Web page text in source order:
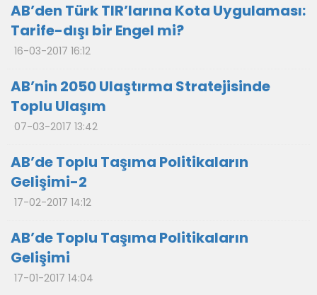
AB’den Türk TIR’larına Kota Uygulaması:
Tarife-dışı bir Engel mi?
16-03-2017 16:12
AB’nin 2050 Ulaştırma Stratejisinde
Toplu Ulaşım
07-03-2017 13:42
AB’de Toplu Taşıma Politikaların
Gelişimi-2
17-02-2017 14:12
AB’de Toplu Taşıma Politikaların
Gelişimi
17-01-2017 14:04